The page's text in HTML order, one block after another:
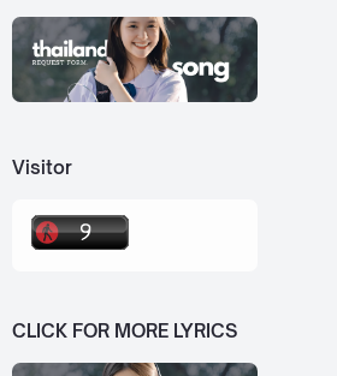
Visitor
CLICK FOR MORE LYRICS